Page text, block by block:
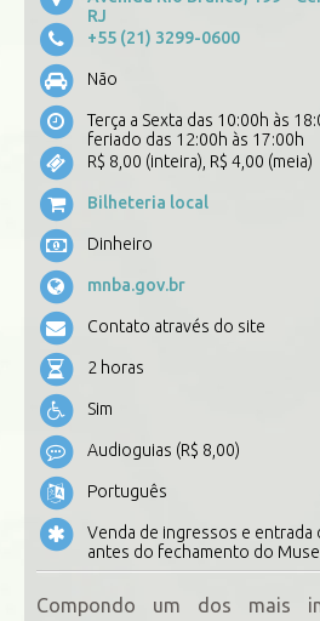
RJ
+55 (21) 3299-0600
Não
Terça a Sexta das 10:00h às
feriado das 12:00h às 17:00h
R$ 8,00 (inteira), R$ 4,00 (meia)
Bilheteria local
Dinheiro
mnba.gov.br
Contato através do site
2 horas
Sim
Audioguias (R$ 8,00)
Português
Venda de ingressos e entrada
antes do fechamento do
Compondo um dos mais